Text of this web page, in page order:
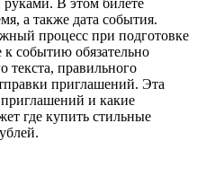
а также дата события.
процесс при подготовке
к событию обязательно
текста, правильного
приглашений. Эта
приглашений и какие
где купить стильные